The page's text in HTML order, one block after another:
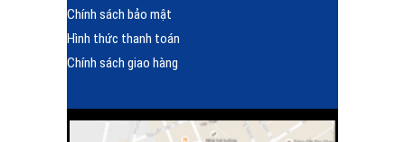
Chính sách bảo mật
Hình thức thanh toán
Chính sách giao hàng